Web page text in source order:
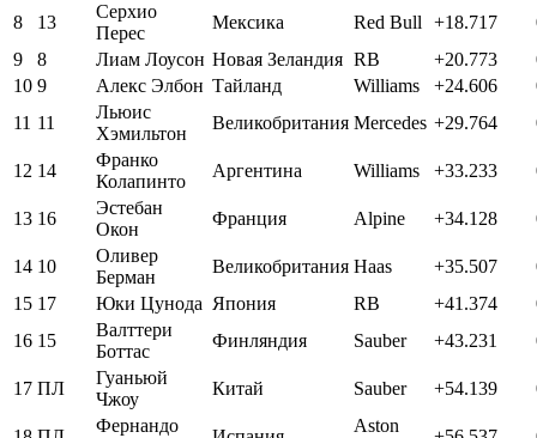
8
13
Серхио
Перес
Мексика Red Bull +18.717
9
8 Лиам Лоусон Новая Зеландия RB +20.773
10 9 Алекс Элбон Тайланд Williams +24.606
11 11
Льюис
Хэмильтон
Великобритания Mercedes +29.764
12 14
Франко
Колапинто
Аргентина Williams +33.233
13 16
Эстебан
Окон
Франция Alpine +34.128
14 10
Оливер
Берман
Великобритания Haas +35.507
15 17 Юки Цунода Япония RB +41.374
16 15
Валттери
Боттас
Финляндия Sauber +43.231
17 ПЛ
Гуаньюй
Чжоу
Китай Sauber +54.139
Фернандо
Aston